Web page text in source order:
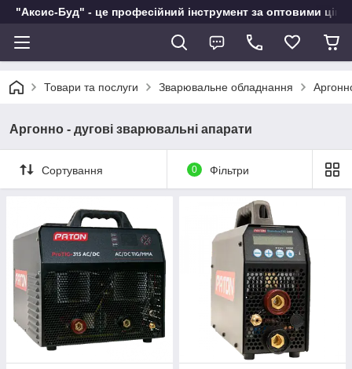
"Аксис-Буд" - це професійний інструмент за оптовими
Товари та послуги Зварювальне обладнання
Аргонно - дугові зварювальні апарати
Сортування 0 Фільтри